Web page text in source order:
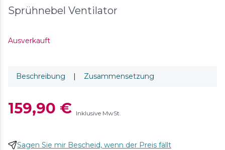
Sprühnebel Ventilator
Ausverkauft
Beschreibung | Zusammensetzung
159,90 € Inklusive MwSt.
Sagen Sie mir Bescheid, wenn der Preis fällt